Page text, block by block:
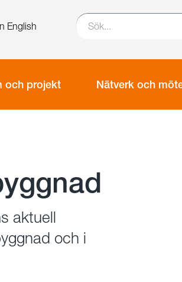
English
och projekt Nätverk och
aktuell
och i